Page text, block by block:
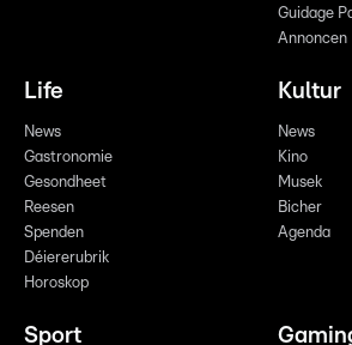
Guidage
Annoncen
Life
News
Gastronomie
Gesondheet
Reesen
Spenden
Déiererubrik
Horoskop
Kultur
News
Kino
Musek
Bicher
Agenda
Sport